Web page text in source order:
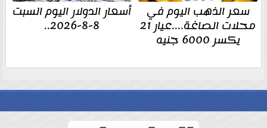
سعر الذهب اليوم في
محلات الصاغة....عيار 21
يكسر 6000 جنيه
أسعار الدولار اليوم السبت
8-8-2026..